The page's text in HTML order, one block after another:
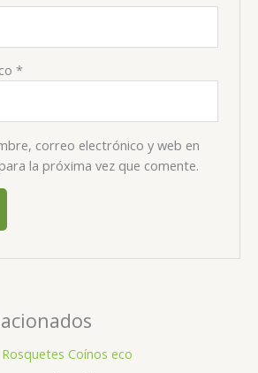
*
correo electrónico y web en
la próxima vez que comente.